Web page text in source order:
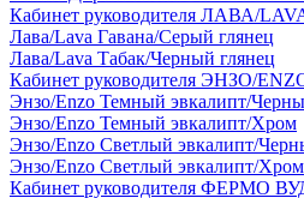
Кабинет руководителя ЛАВА/
Лава/Lava Гавана/Серый глянец
Лава/Lava Табак/Черный глянец
Кабинет руководителя ЭНЗО/
Энзо/Enzo Темный эвкалипт/
Энзо/Enzo Темный эвкалипт/Хром
Энзо/Enzo Светлый эвкалипт/
Энзо/Enzo Светлый эвкалипт/Хром
Кабинет руководителя ФЕРМО